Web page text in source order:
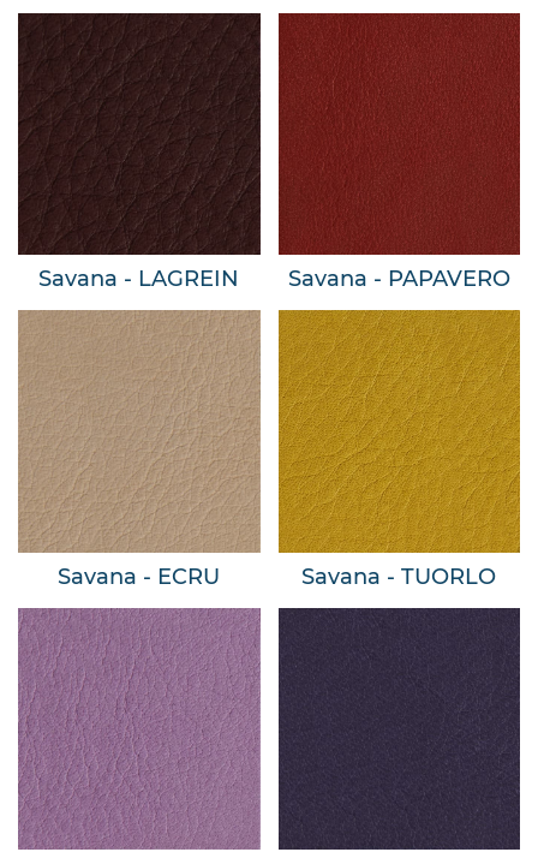
Savana - LAGREIN Savana - PAPAVERO
Savana - ECRU Savana - TUORLO